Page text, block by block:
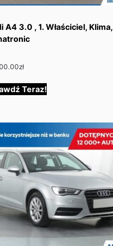
A4 3.0 , 1. Właściciel, Klima,
zł
Teraz!